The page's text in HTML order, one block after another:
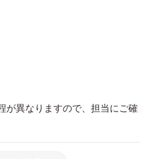
が異なりますので、担当にご確